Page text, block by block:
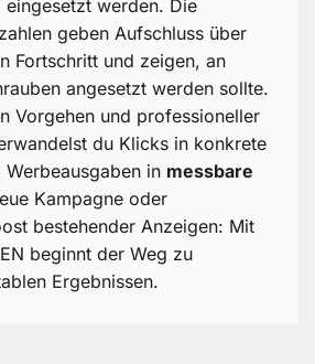
eingesetzt werden. Die
geben Aufschluss über
Fortschritt und zeigen, an
angesetzt werden sollte.
Vorgehen und professioneller
du Klicks in konkrete
in messbare
Kampagne oder
bestehender Anzeigen: Mit
beginnt der Weg zu
Ergebnissen.